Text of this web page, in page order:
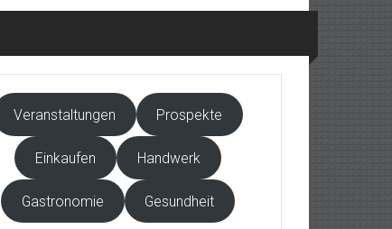
Veranstaltungen Prospekte
Einkaufen Handwerk
Gastronomie Gesundheit